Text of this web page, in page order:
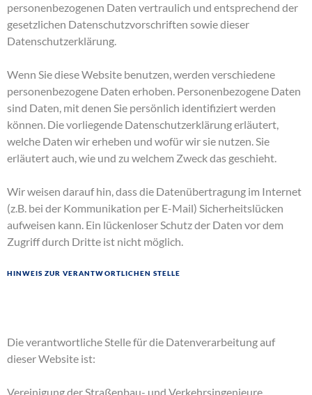
personenbezogenen Daten vertraulich und entsprechend der
gesetzlichen Datenschutzvorschriften sowie dieser
Datenschutzerklärung.
Wenn Sie diese Website benutzen, werden verschiedene
personenbezogene Daten erhoben. Personenbezogene Daten
sind Daten, mit denen Sie persönlich identifiziert werden
können. Die vorliegende Datenschutzerklärung erläutert,
welche Daten wir erheben und wofür wir sie nutzen. Sie
erläutert auch, wie und zu welchem Zweck das geschieht.
Wir weisen darauf hin, dass die Datenübertragung im Internet
(z.B. bei der Kommunikation per E-Mail) Sicherheitslücken
aufweisen kann. Ein lückenloser Schutz der Daten vor dem
Zugriff durch Dritte ist nicht möglich.
Hinweis zur verantwortlichen Stelle
Die verantwortliche Stelle für die Datenverarbeitung auf
dieser Website ist:
Vereinigung der Straßenbau- und Verkehrsingenieure